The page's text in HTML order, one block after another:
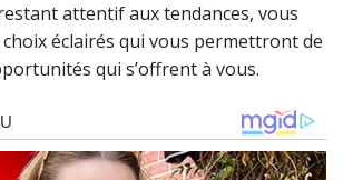
attentif aux tendances, vous
éclairés qui vous permettront de
qui s’offrent à vous.